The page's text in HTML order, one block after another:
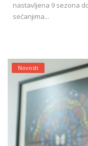
nastavljena 9 sezona
sećanjima...
Novosti